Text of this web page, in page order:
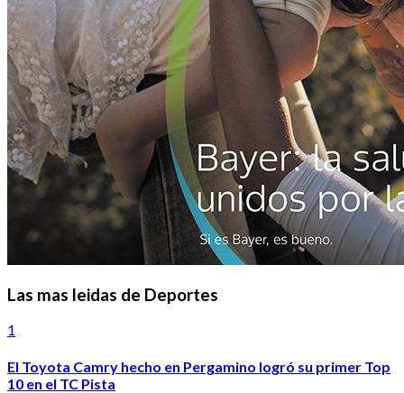
Las mas leidas de Deportes
1
El Toyota Camry hecho en Pergamino logró su primer Top
10 en el TC Pista